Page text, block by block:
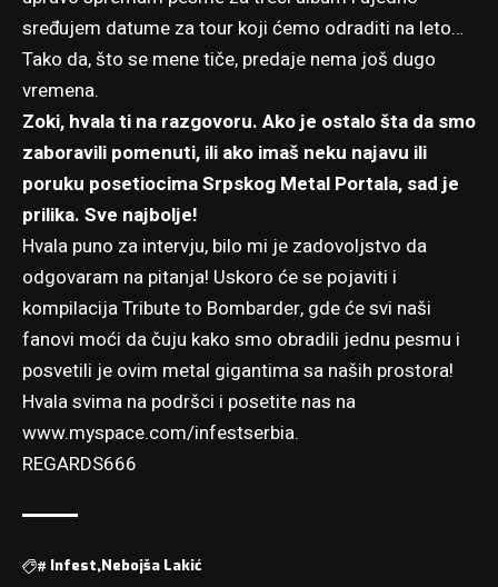
sređujem datume za tour koji ćemo odraditi na leto…
Tako da, što se mene tiče, predaje nema još dugo
vremena.
Zoki, hvala ti na razgovoru. Ako je ostalo šta da smo
zaboravili pomenuti, ili ako imaš neku najavu ili
poruku posetiocima Srpskog Metal Portala, sad je
prilika. Sve najbolje!
Hvala puno za intervju, bilo mi je zadovoljstvo da
odgovaram na pitanja! Uskoro će se pojaviti i
kompilacija Tribute to Bombarder, gde će svi naši
fanovi moći da čuju kako smo obradili jednu pesmu i
posvetili je ovim metal gigantima sa naših prostora!
Hvala svima na podršci i posetite nas na
www.myspace.com/infestserbia.
REGARDS666
# Infest Nebojša Lakić